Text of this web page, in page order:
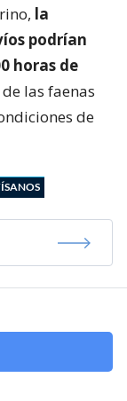
la
podrían
horas de
las faenas
de